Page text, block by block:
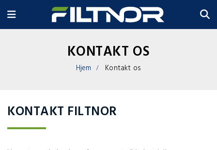
KONTAKT OS
Hjem Kontakt os
KONTAKT FILTNOR